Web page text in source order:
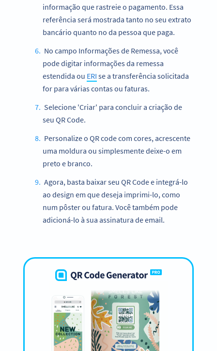
informação que rastreie o pagamento. Essa
referência será mostrada tanto no seu extrato
bancário quanto no da pessoa que paga.
No campo Informações de Remessa, você
pode digitar informações da remessa
estendida ou ERI se a transferência solicitada
for para várias contas ou faturas.
Selecione 'Criar' para concluir a criação de
seu QR Code.
Personalize o QR code com cores, acrescente
uma moldura ou simplesmente deixe-o em
preto e branco.
Agora, basta baixar seu QR Code e integrá-lo
ao design em que deseja imprimi-lo, como
num pôster ou fatura. Você também pode
adicioná-lo à sua assinatura de email.